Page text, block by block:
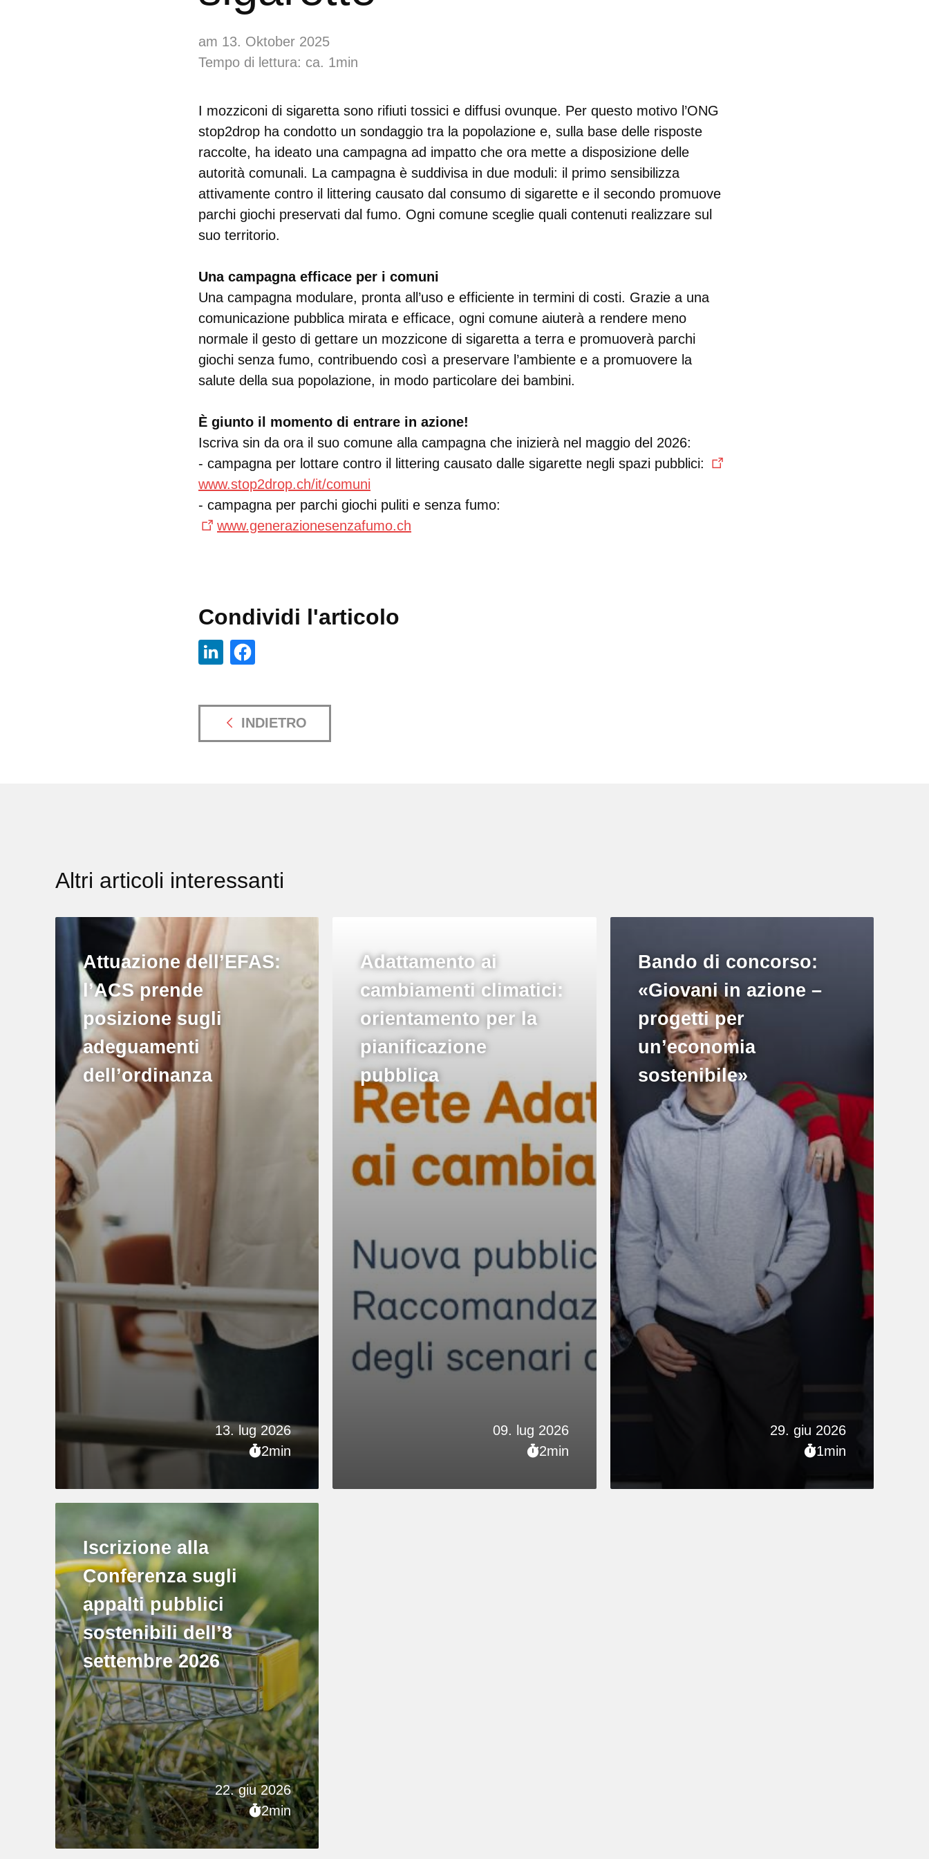
am 13. Oktober 2025
Tempo di lettura: ca. 1min
I mozziconi di sigaretta sono rifiuti tossici e diffusi ovunque. Per questo motivo l’ONG
stop2drop ha condotto un sondaggio tra la popolazione e, sulla base delle risposte
raccolte, ha ideato una campagna ad impatto che ora mette a disposizione delle
autorità comunali. La campagna è suddivisa in due moduli: il primo sensibilizza
attivamente contro il littering causato dal consumo di sigarette e il secondo promuove
parchi giochi preservati dal fumo. Ogni comune sceglie quali contenuti realizzare sul
suo territorio.
Una campagna efficace per i comuni
Una campagna modulare, pronta all’uso e efficiente in termini di costi. Grazie a una
comunicazione pubblica mirata e efficace, ogni comune aiuterà a rendere meno
normale il gesto di gettare un mozzicone di sigaretta a terra e promuoverà parchi
giochi senza fumo, contribuendo così a preservare l’ambiente e a promuovere la
salute della sua popolazione, in modo particolare dei bambini.
È giunto il momento di entrare in azione!
Iscriva sin da ora il suo comune alla campagna che inizierà nel maggio del 2026:
- campagna per lottare contro il littering causato dalle sigarette negli spazi pubblici:
www.stop2drop.ch/it/comuni
- campagna per parchi giochi puliti e senza fumo:
www.generazionesenzafumo.ch
Condividi l'articolo
INDIETRO
Altri articoli interessanti
13. lug 2026
2min
Attuazione dell’EFAS:
l’ACS prende
posizione sugli
adeguamenti
dell’ordinanza
09. lug 2026
2min
Adattamento ai
cambiamenti climatici:
orientamento per la
pianificazione
pubblica
29. giu 2026
1min
Bando di concorso:
«Giovani in azione –
progetti per
un’economia
sostenibile»
22. giu 2026
2min
Iscrizione alla
Conferenza sugli
appalti pubblici
sostenibili dell’8
settembre 2026